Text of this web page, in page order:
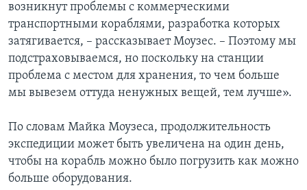
возникнут проблемы с коммерческими
транспортными кораблями, разработка которых
затягивается, – рассказывает Моузес. – Поэтому мы
подстраховываемся, но поскольку на станции
проблема с местом для хранения, то чем больше
мы вывезем оттуда ненужных вещей, тем лучше».
По словам Майка Моузеса, продолжительность
экспедиции может быть увеличена на один день,
чтобы на корабль можно было погрузить как можно
больше оборудования.